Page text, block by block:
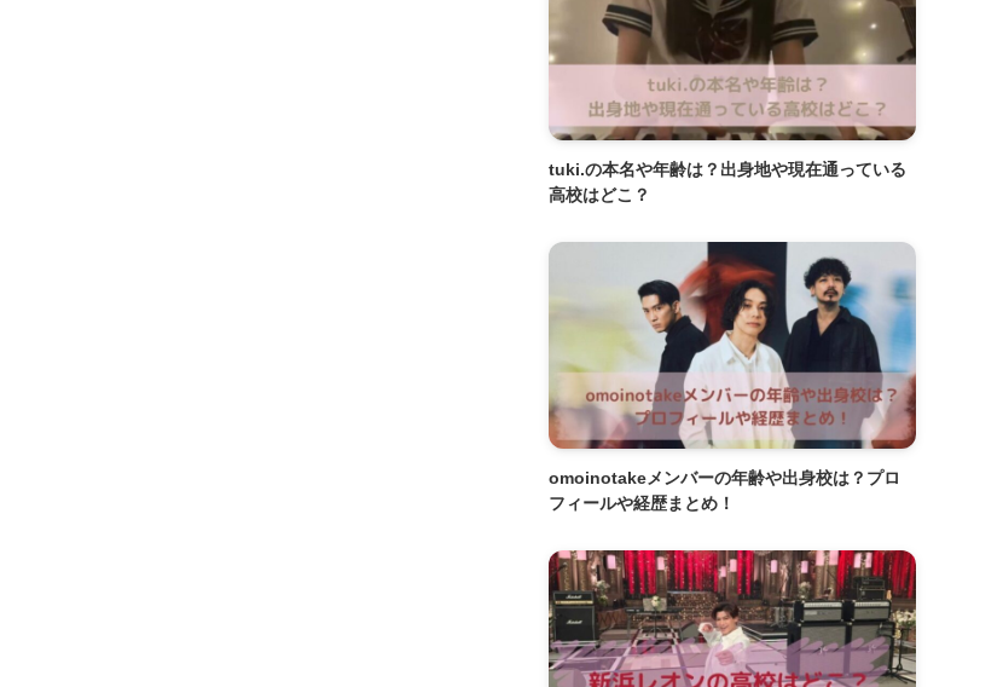
tuki.の本名や年齢は？出身地や現在通っている
高校はどこ？
omoinotakeメンバーの年齢や出身校は？プロ
フィールや経歴まとめ！